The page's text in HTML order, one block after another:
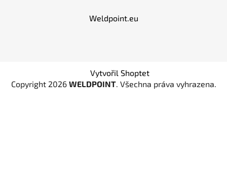
Weldpoint.eu
Vytvořil Shoptet
Copyright 2026 WELDPOINT. Všechna práva vyhrazena.